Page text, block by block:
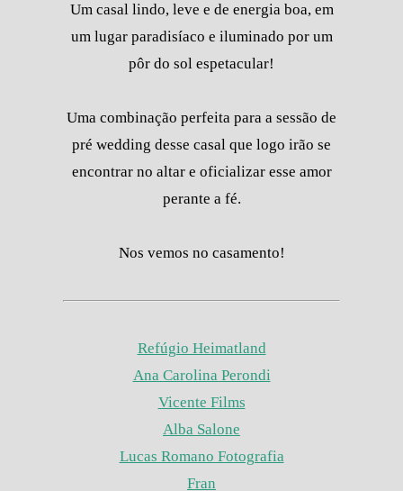
Um casal lindo, leve e de energia boa, em
um lugar paradisíaco e iluminado por um
pôr do sol espetacular!
Uma combinação perfeita para a sessão de
pré wedding desse casal que logo irão se
encontrar no altar e oficializar esse amor
perante a fé.
Nos vemos no casamento!
Refúgio Heimatland
Ana Carolina Perondi
Vicente Films
Alba Salone
Lucas Romano Fotografia
Fran